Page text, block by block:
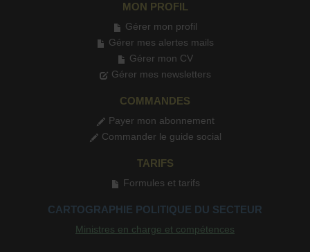
MON PROFIL
Gérer mon profil
Gérer mes alertes mails
Gérer mon CV
Gérer mes newsletters
COMMANDES
Payer mon abonnement
Commander le guide social
TARIFS
Formules et tarifs
CARTOGRAPHIE POLITIQUE DU SECTEUR
Ministres en charge et compétences